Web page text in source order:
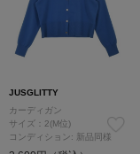
JUSGLITTY
カーディガン
サイズ：2(M位)
コンディション: 新品同様